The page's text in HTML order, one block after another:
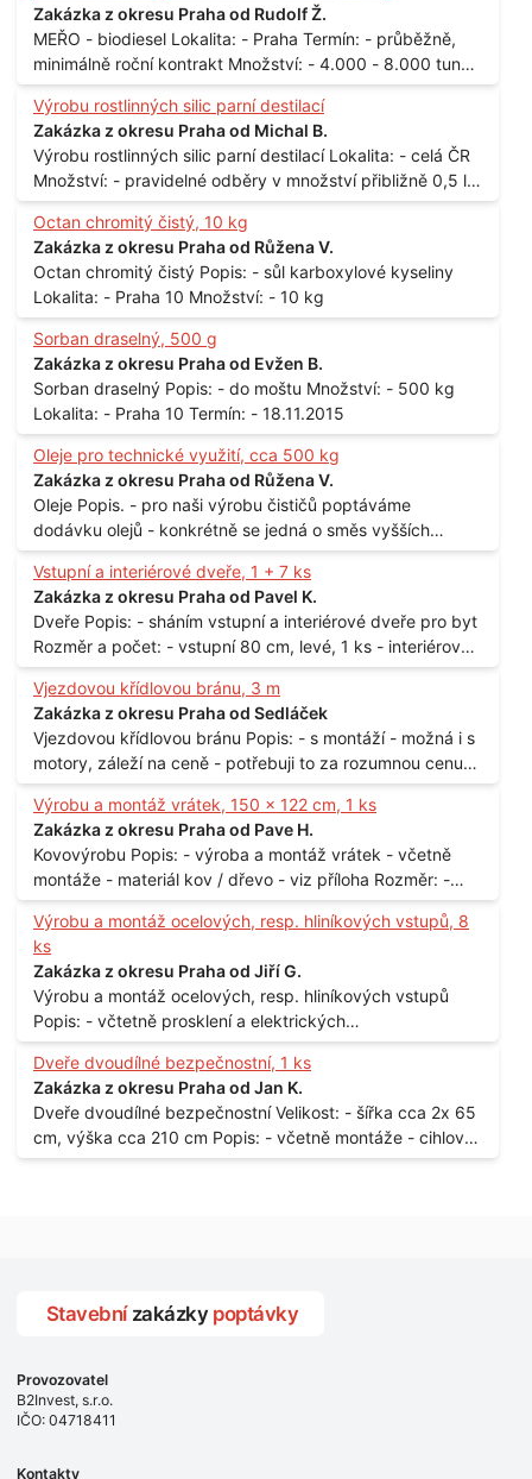
Zakázka z okresu Praha od Rudolf Ž.
MEŘO - biodiesel Lokalita: - Praha Termín: - průběžně,
minimálně roční kontrakt Množství: - 4.000 - 8.000 tun
měsíčně
Výrobu rostlinných silic parní destilací
Zakázka z okresu Praha od Michal B.
Výrobu rostlinných silic parní destilací Lokalita: - celá ČR
Množství: - pravidelné odběry v množství přibližně 0,5 l
až 1 l
Octan chromitý čistý, 10 kg
Zakázka z okresu Praha od Růžena V.
Octan chromitý čistý Popis: - sůl karboxylové kyseliny
Lokalita: - Praha 10 Množství: - 10 kg
Sorban draselný, 500 g
Zakázka z okresu Praha od Evžen B.
Sorban draselný Popis: - do moštu Množství: - 500 kg
Lokalita: - Praha 10 Termín: - 18.11.2015
Oleje pro technické využití, cca 500 kg
Zakázka z okresu Praha od Růžena V.
Oleje Popis. - pro naši výrobu čističů poptáváme
dodávku olejů - konkrétně se jedná o směs vyšších
mastných kyselin s převahou olejové kyseliny - účelem je
technické využití - hustota při 20°C - cca 870 kg / m3
Balení: - po 190 kg v sudu Množství: - cca 500 kg - roční
spotřeba Lokalita: - Praha
Vstupní a interiérové dveře, 1 + 7 ks
Zakázka z okresu Praha od Pavel K.
Dveře Popis: - sháním vstupní a interiérové dveře pro byt
Rozměr a počet: - vstupní 80 cm, levé, 1 ks - interiérové
80 cm, levé, 2 ks - 80 cm, pravé, 3 ks - 60 cm, levé, 2 ks
Lokalita: - Praha 10
Vjezdovou křídlovou bránu, 3 m
Zakázka z okresu Praha od Sedláček
Vjezdovou křídlovou bránu Popis: - s montáží - možná i s
motory, záleží na ceně - potřebuji to za rozumnou cenu
Materiál: - ocel Množství: - 1 ks Velikost: - 3 m Lokalita: -
Praha
Výrobu a montáž vrátek, 150 x 122 cm, 1 ks
Zakázka z okresu Praha od Pave H.
Kovovýrobu Popis: - výroba a montáž vrátek - včetně
montáže - materiál kov / dřevo - viz příloha Rozměr: -
150 x 122 cm Lokalita: - Senohraby Nabídky na e-mail.
Výrobu a montáž ocelových, resp. hliníkových vstupů, 8
ks
Zakázka z okresu Praha od Jiří G.
Výrobu a montáž ocelových, resp. hliníkových vstupů
Popis: - včtetně prosklení a elektrických
samozamýkacích zámků pro panelový dům - jedná se o
vchodové dveře umístěné v zarámovaném a proskleném
portálu - předmětem dodávky bude i demontáž
stávajících a už nevyhovujících prosklených,
umělohmotných vstupů Množství: - 8 ks Lokalita: - 7, 9,
Dveře dvoudílné bezpečnostní, 1 ks
Zakázka z okresu Praha od Jan K.
Dveře dvoudílné bezpečnostní Velikost: - šířka cca 2x 65
cm, výška cca 210 cm Popis: - včetně montáže - cihlový
dům, 2. patro - vchod z chodby - rozměry bez zárubní
Stavební zakázky poptávky
Provozovatel
B2Invest, s.r.o.
IČO: 04718411
Kontakty